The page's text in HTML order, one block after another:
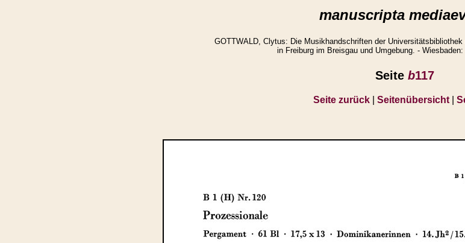
manuscripta
GOTTWALD, Clytus: Die Musikhandschriften der
in Freiburg im Breisgau und Umgebung. -
Seite b117
Seite zurück| Seitenübersicht|